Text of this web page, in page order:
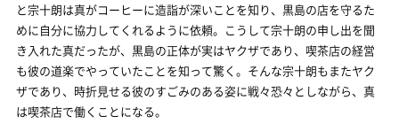
と宗十朗は真がコーヒーに造詣が深いことを知り、黒島の店を守るた
めに自分に協力してくれるように依頼。こうして宗十朗の申し出を聞
き入れた真だったが、黒島の正体が実はヤクザであり、喫茶店の経営
も彼の道楽でやっていたことを知って驚く。そんな宗十朗もまたヤク
ザであり、時折見せる彼のすごみのある姿に戦々恐々としながら、真
は喫茶店で働くことになる。